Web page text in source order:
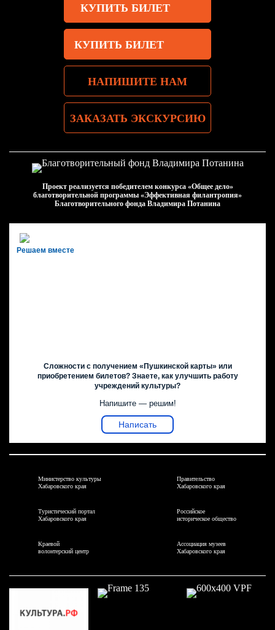
КУПИТЬ БИЛЕТ
КУПИТЬ БИЛЕТ
НАПИШИТЕ НАМ
ЗАКАЗАТЬ ЭКСКУРСИЮ
Решаем вместе
Сложности с получением «Пушкинской карты» или
приобретением билетов? Знаете, как улучшить работу
учреждений культуры?
Напишите — решим!
Написать
Проект реализуется победителем конкурса «Общее дело»
благотворительной программы «Эффективная филантропия»
Благотворительного фонда Владимира Потанина
Министерство культуры
Хабаровского края
Правительство
Хабаровского края
Туристический портал
Хабаровского края
Российское
историческое общество
Краевой
волонтерский центр
Ассоциация музеев
Хабаровского края